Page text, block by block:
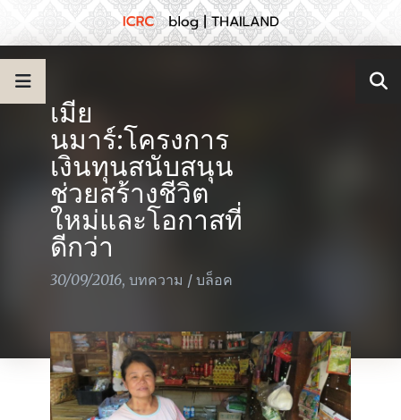
เมีย
นมาร์:โครงการ
เงินทุนสนับสนุน
ช่วยสร้างชีวิต
ใหม่และโอกาสที่
ดีกว่า
30/09/2016, บทความ / บล็อค